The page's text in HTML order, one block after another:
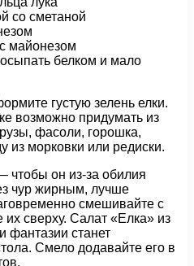
со сметаной
майонезом
белком и мало
густую зелень елки.
возможно придумать из
фасоли, горошка,
из морковки или редиски.
чтобы он из-за обилия
чур жирным, лучше
смешивайте с
сверху. Салат «Елка» из
фантазии станет
Смело додавайте его в